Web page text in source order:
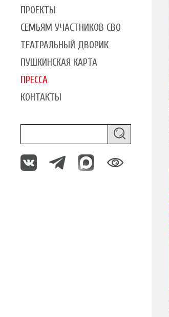
ПРОЕКТЫ
СЕМЬЯМ УЧАСТНИКОВ СВО
ТЕАТРАЛЬНЫЙ ДВОРИК
ПУШКИНСКАЯ КАРТА
ПРЕССА
КОНТАКТЫ